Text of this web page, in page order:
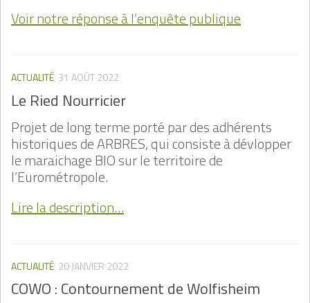
Voir notre réponse à l’enquête publique
ACTUALITÉ 31 AOÛT 2022
Le Ried Nourricier
Projet de long terme porté par des adhérents
historiques de ARBRES, qui consiste à dévlopper
le maraichage BIO sur le territoire de
l’Eurométropole.
Lire la description…
ACTUALITÉ 20 JANVIER 2022
COWO : Contournement de Wolfisheim